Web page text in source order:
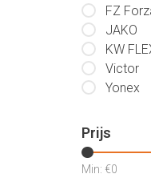
FZ
JAKO
KW
Victor
Yonex
Prijs
Min: €0